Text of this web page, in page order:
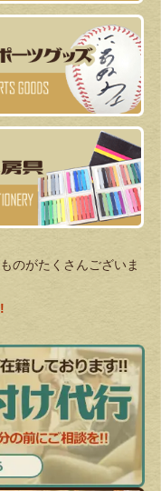
のがたくさんございま